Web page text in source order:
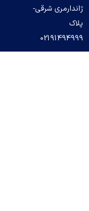
شرقی-